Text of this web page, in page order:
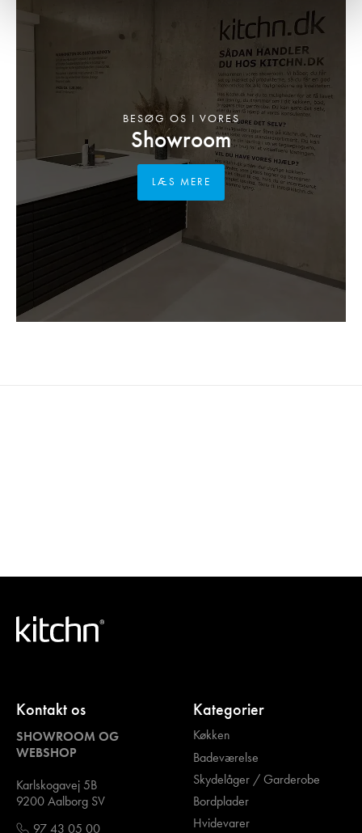
Showroom
BESØG OS I VORES
LÆS MERE
Kontakt os
SHOWROOM OG
WEBSHOP
Karlskogavej 5B
9200 Aalborg SV
97 43 05 00
Kategorier
Køkken
Badeværelse
Skydelåger / Garderobe
Bordplader
Hvidevarer